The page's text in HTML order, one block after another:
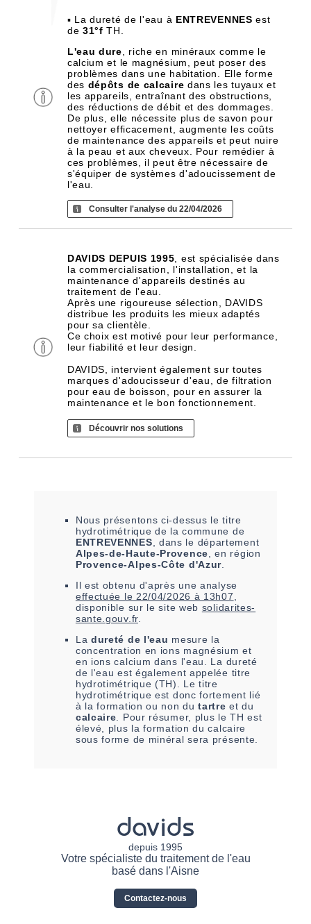
▪ La dureté de l'eau à ENTREVENNES est
de 31°f TH.
L'eau dure , riche en minéraux comme le
calcium et le magnésium, peut poser des
problèmes dans une habitation. Elle forme
des dépôts de calcaire dans les tuyaux et
les appareils, entraînant des obstructions,
des réductions de débit et des dommages.
De plus, elle nécessite plus de savon pour
nettoyer efficacement, augmente les coûts
de maintenance des appareils et peut nuire
à la peau et aux cheveux. Pour remédier à
ces problèmes, il peut être nécessaire de
s'équiper de systèmes d'adoucissement de
l'eau.
Consulter l'analyse du 22/04/2026
DAVIDS DEPUIS 1995 , est spécialisée dans
la commercialisation, l'installation, et la
maintenance d'appareils destinés au
traitement de l'eau.
Après une rigoureuse sélection, DAVIDS
distribue les produits les mieux adaptés
pour sa clientèle.
Ce choix est motivé pour leur performance,
leur fiabilité et leur design.
DAVIDS, intervient également sur toutes
marques d'adoucisseur d'eau, de filtration
pour eau de boisson, pour en assurer la
maintenance et le bon fonctionnement.
Découvrir nos solutions
Nous présentons ci-dessus le titre
hydrotimétrique de la commune de
ENTREVENNES , dans le département
Alpes-de-Haute-Provence , en région
Provence-Alpes-Côte d'Azur
Il est obtenu d'après une analyse
effectuée le 22/04/2026 à 13h07
disponible sur le site web solidarites-
sante.gouv.fr.
La dureté de l'eau mesure la
concentration en ions magnésium et
en ions calcium dans l'eau. La dureté
de l'eau est également appelée titre
hydrotimétrique (TH). Le titre
hydrotimétrique est donc fortement lié
à la formation ou non dutartre et du
calcaire . Pour résumer, plus le TH est
élevé, plus la formation du calcaire
sous forme de minéral sera présente.
davids
depuis 1995
Votre spécialiste du traitement de l'eau
basé dans l'Aisne
Contactez-nous